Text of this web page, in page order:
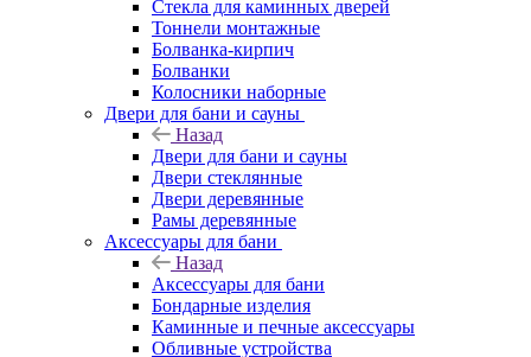
Стекла для каминных дверей
Тоннели монтажные
Болванка-кирпич
Болванки
Колосники наборные
Двери для бани и сауны
Назад
Двери для бани и сауны
Двери стеклянные
Двери деревянные
Рамы деревянные
Аксессуары для бани
Назад
Аксессуары для бани
Бондарные изделия
Каминные и печные аксессуары
Обливные устройства